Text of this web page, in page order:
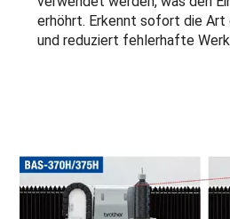
erhöhrt. Erkennt sofort die
und reduziert fehlerhafte